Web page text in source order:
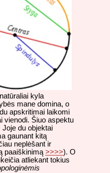
kyla
mane domina, o
apskritimai laikomi
vienodi. Šiuo aspektu
Joje du objektai
gaunant kitą
neplėšant ir
paaiškinimą >>>>). O
atliekant tokius